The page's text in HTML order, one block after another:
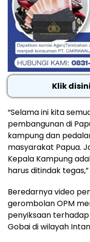
Klik
“Selama ini kita
pembangunan di
kampung dan
masyarakat Papua.
Kepala Kampung
harus ditindak
Beredarnya video
gerombolan OPM
penyiksaan
Gobai di wilayah